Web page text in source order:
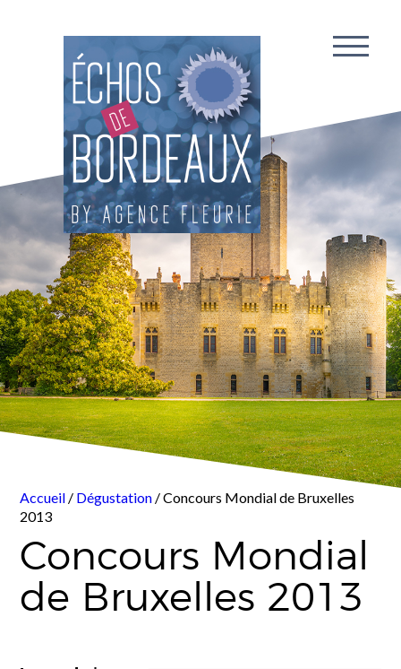
Accueil / Dégustation / Concours Mondial de Bruxelles
2013
Concours Mondial
de Bruxelles 2013